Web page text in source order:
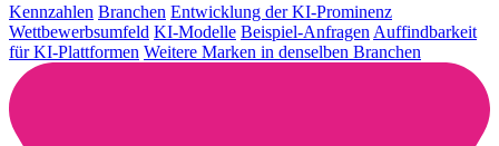
Kennzahlen Branchen Entwicklung der KI-Prominenz
Wettbewerbsumfeld KI-Modelle Beispiel-Anfragen Auffindbarkeit
für KI-Plattformen Weitere Marken in denselben Branchen